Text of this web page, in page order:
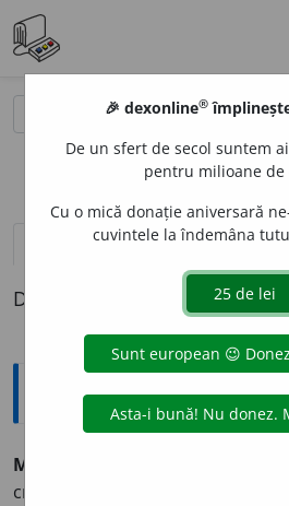
definiții (1)
Definiția cu ID-ul 1252407:
Tezaur
MARCASÍT
subst. (Mineral.)
cristalizată, care la temperaturi
🎉 dexonline®
De un sfert de secol suntem
pentru milioane de
Cu o mică donație aniversară
cuvintele la îndemâna